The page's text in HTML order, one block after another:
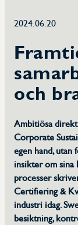
Kalendarium
Dokument
Om Swetic
Om TIC-
Styrelse
2024.06.20
och
Ambitiösa
Corporate
egen hand, utan
insikter om sina
processer
Certifiering &
industri idag.
besiktning,